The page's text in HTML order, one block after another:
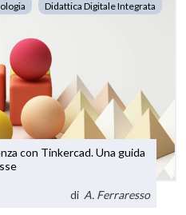
Didattica Digitale Integrata
con Tinkercad. Una guida
di A. Ferraresso